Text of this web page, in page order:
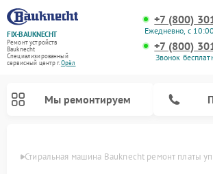
FIX-BAUKNECHT
Ремонт устройств
Bauknecht
Специализированный
cервисный центр г.Орёл
+7 (800)
Ежедневно, с
+7 (800)
Звонок
Мы ремонтируем
Стиральная машина Bauknecht ремонт платы